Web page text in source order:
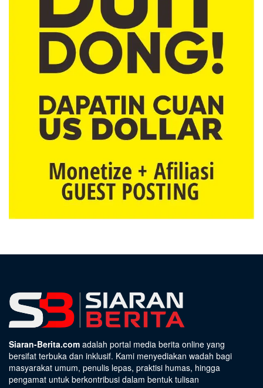
Siaran-Berita.com adalah portal media berita online yang
bersifat terbuka dan inklusif. Kami menyediakan wadah bagi
masyarakat umum, penulis lepas, praktisi humas, hingga
pengamat untuk berkontribusi dalam bentuk tulisan